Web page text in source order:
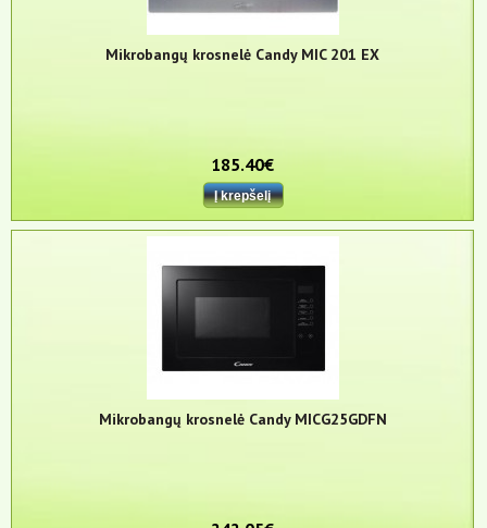
Mikrobangų krosnelė Candy MIC 201 EX
185.40€
Mikrobangų krosnelė Candy MICG25GDFN